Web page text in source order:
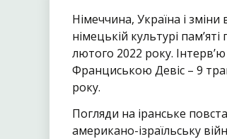
Німеччина, Україна і зміни
німецькій культурі пам’яті
лютого 2022 року. Інтерв’ю
Франциською Девіс – 9
року.
Погляди на іранське
американо-ізраїльську